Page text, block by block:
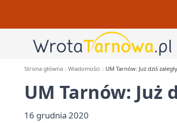
Strona główna Wiadomości UM Tarnów: Już dziś
UM Tarnów: Już
16 grudnia 2020